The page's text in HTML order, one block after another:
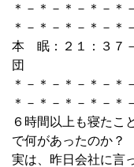
＊－＊－＊－＊－＊
＊－＊－＊－＊－＊
本 眠：２１：３７
団
＊－＊－＊－＊－＊
＊－＊－＊－＊－＊
６時間以上も寝たこ
で何があったのか？
実は、昨日会社に言